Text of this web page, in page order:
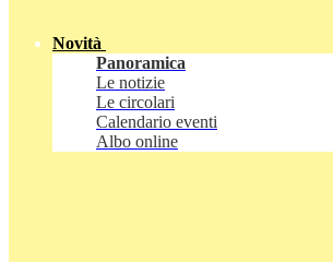
Novità
Panoramica
Le notizie
Le circolari
Calendario eventi
Albo online